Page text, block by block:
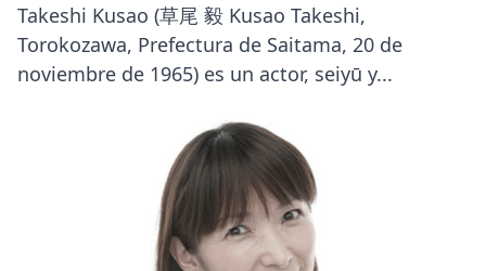
Takeshi Kusao (草尾 毅 Kusao Takeshi,
Torokozawa, Prefectura de Saitama, 20 de
noviembre de 1965) es un actor, seiyū y...